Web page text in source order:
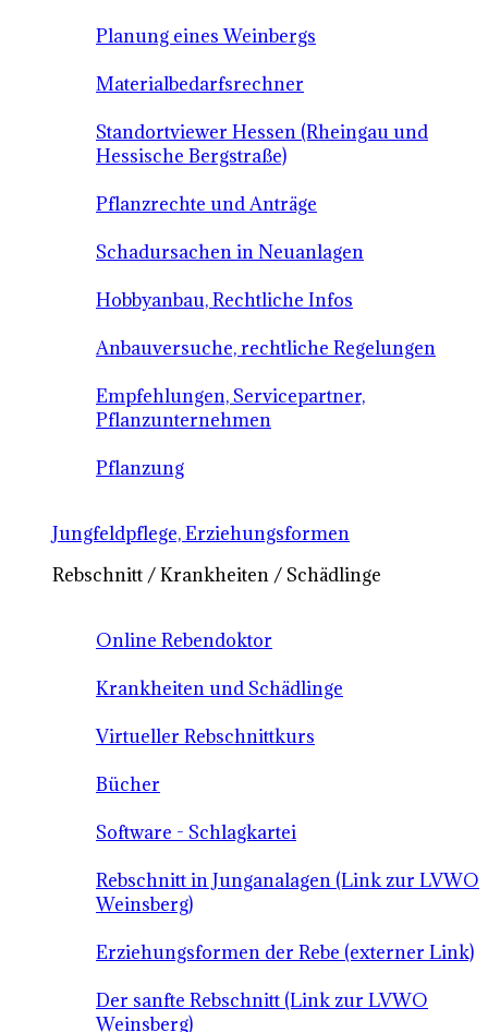
Planung eines Weinbergs
Materialbedarfsrechner
Standortviewer Hessen (Rheingau und
Hessische Bergstraße)
Pflanzrechte und Anträge
Schadursachen in Neuanlagen
Hobbyanbau, Rechtliche Infos
Anbauversuche, rechtliche Regelungen
Empfehlungen, Servicepartner,
Pflanzunternehmen
Pflanzung
Jungfeldpflege, Erziehungsformen
Rebschnitt / Krankheiten / Schädlinge
Online Rebendoktor
Krankheiten und Schädlinge
Virtueller Rebschnittkurs
Bücher
Software - Schlagkartei
Rebschnitt in Junganalagen (Link zur LVWO
Weinsberg)
Erziehungsformen der Rebe (externer Link)
Der sanfte Rebschnitt (Link zur LVWO
Weinsberg)